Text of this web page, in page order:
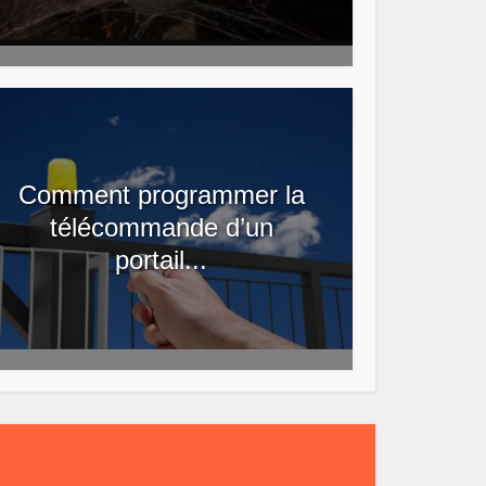
Comment programmer la
télécommande d’un
portail...